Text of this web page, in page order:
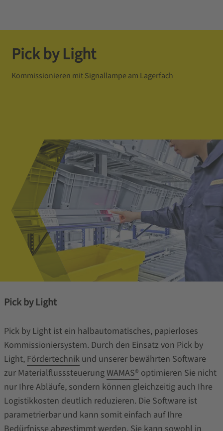
Pick by Light
Kommissionieren mit Signallampe am Lagerfach
Pick by Light
Pick by Light ist ein halbautomatisches, papierloses
Kommissioniersystem. Durch den Einsatz von Pick by
Light, Fördertechnikund unserer bewährten Software
zur MaterialflusssteuerungWAMAS® optimieren Sie nicht
nur Ihre Abläufe, sondern können gleichzeitig auch Ihre
Logistikkosten deutlich reduzieren. Die Software ist
parametrierbar und kann somit einfach auf Ihre